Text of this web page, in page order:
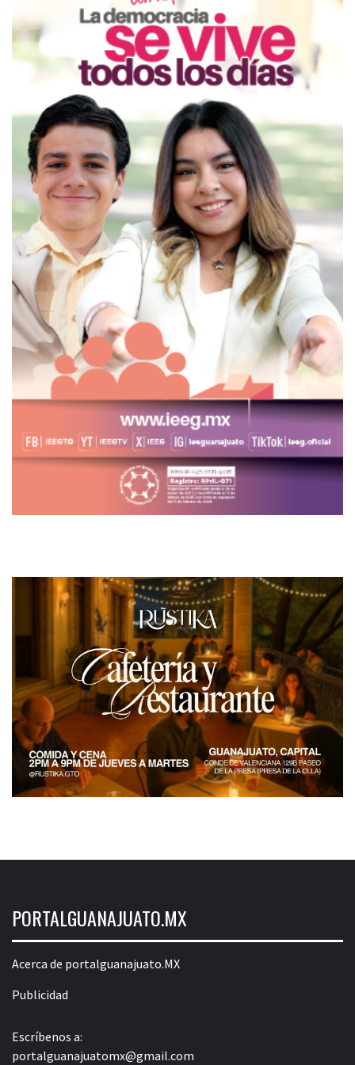
PORTALGUANAJUATO.MX
Acerca de portalguanajuato.MX
Publicidad
Escríbenos a:
portalguanajuatomx@gmail.com